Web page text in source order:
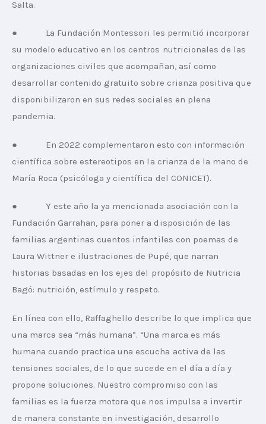
Salta.
●            La Fundación Montessori les permitió incorporar
su modelo educativo en los centros nutricionales de las
organizaciones civiles que acompañan, así como
desarrollar contenido gratuito sobre crianza positiva que
disponibilizaron en sus redes sociales en plena
pandemia.
●            En 2022 complementaron esto con información
científica sobre estereotipos en la crianza de la mano de
María Roca (psicóloga y científica del CONICET).
●            Y este año la ya mencionada asociación con la
Fundación Garrahan, para poner a disposición de las
familias argentinas cuentos infantiles con poemas de
Laura Wittner e ilustraciones de Pupé, que narran
historias basadas en los ejes del propósito de Nutricia
Bagó: nutrición, estímulo y respeto.
En línea con ello, Raffaghello describe lo que implica que
una marca sea “más humana”. “Una marca es más
humana cuando practica una escucha activa de las
tensiones sociales, de lo que sucede en el día a día y
propone soluciones. Nuestro compromiso con las
familias es la fuerza motora que nos impulsa a invertir
de manera constante en investigación, desarrollo